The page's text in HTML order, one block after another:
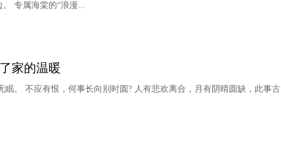
专属海棠的“浪漫...
家的温暖
眠。 不应有恨，何事长向别时圆? 人有悲欢离合，月有阴晴圆缺，此事古